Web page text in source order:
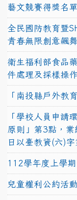
藝文競賽得獎名
全民國防教育暨
青春無限創意飆
衛生福利部食品
件處理及採樣操作
「南投縣戶外教
「學校人員申請
原則」第3點，
日以臺教資(六)
112學年度上學
兒童權利公約活